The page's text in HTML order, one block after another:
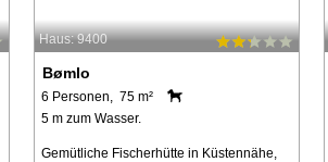
Haus: 9400
Bømlo
6 Personen, 75 m²
5 m zum Wasser.
Gemütliche Fischerhütte in Küstennähe,